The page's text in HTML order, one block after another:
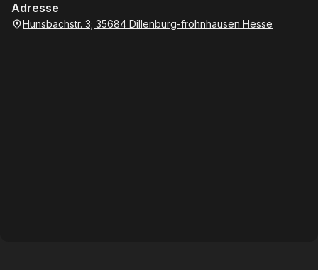
Adresse
Hunsbachstr. 3; 35684 Dillenburg-frohnhausen Hesse